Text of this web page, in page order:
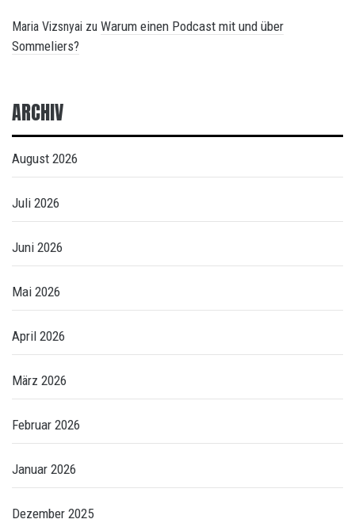
Maria Vizsnyai zu Warum einen Podcast mit und über
Sommeliers?
ARCHIV
August 2026
Juli 2026
Juni 2026
Mai 2026
April 2026
März 2026
Februar 2026
Januar 2026
Dezember 2025